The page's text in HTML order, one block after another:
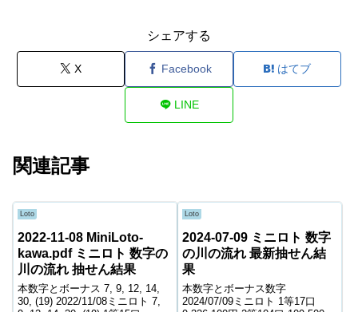
シェアする
X Facebook はてブ
LINE
関連記事
Loto
2022-11-08 MiniLoto-
kawa.pdf ミニロト 数字の
川の流れ 抽せん結果
本数字とボーナス 7, 9, 12, 14,
30, (19) 2022/11/08ミニロト 7,
Loto
2024-07-09 ミニロト 数字
の川の流れ 最新抽せん結
果
本数字とボーナス数字
2024/07/09ミニロト 1等17口